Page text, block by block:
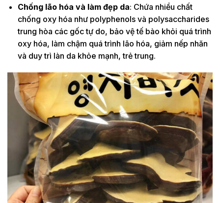
Chống lão hóa và làm đẹp da: Chứa nhiều chất
chống oxy hóa như polyphenols và polysaccharides
trung hòa các gốc tự do, bảo vệ tế bào khỏi quá trình
oxy hóa, làm chậm quá trình lão hóa, giảm nếp nhăn
và duy trì làn da khỏe mạnh, trẻ trung.